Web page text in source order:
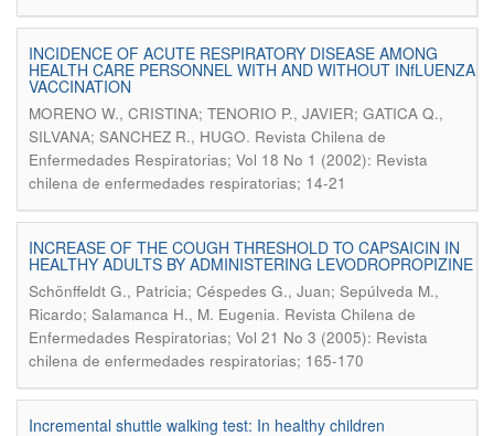
INCIDENCE OF ACUTE RESPIRATORY DISEASE AMONG
HEALTH CARE PERSONNEL WITH AND WITHOUT INfLUENZA
VACCINATION
MORENO W., CRISTINA; TENORIO P., JAVIER; GATICA Q.,
SILVANA; SANCHEZ R., HUGO. Revista Chilena de
Enfermedades Respiratorias; Vol 18 No 1 (2002): Revista
chilena de enfermedades respiratorias; 14-21
INCREASE OF THE COUGH THRESHOLD TO CAPSAICIN IN
HEALTHY ADULTS BY ADMINISTERING LEVODROPROPIZINE
Schönffeldt G., Patricia; Céspedes G., Juan; Sepúlveda M.,
Ricardo; Salamanca H., M. Eugenia. Revista Chilena de
Enfermedades Respiratorias; Vol 21 No 3 (2005): Revista
chilena de enfermedades respiratorias; 165-170
Incremental shuttle walking test: In healthy children